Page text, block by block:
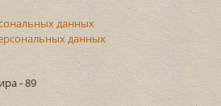
данных
данных
- 89